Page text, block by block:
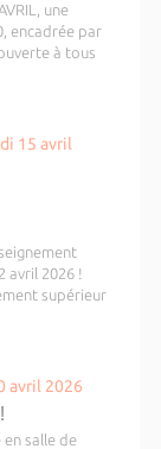
une
encadrée par
à tous
15 avril
avril 2026 !
supérieur
avril 2026
salle de